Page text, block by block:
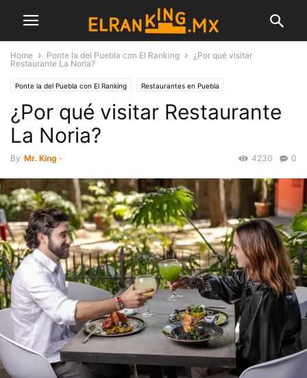
Home Ponte la del Puebla con El Ranking
¿Por qué visitar
Restaurante La Noria?
Ponte la del Puebla con El Ranking Restaurantes en Puebla
¿Por qué visitar Restaurante
La Noria?
By Mr. King - 0
4230